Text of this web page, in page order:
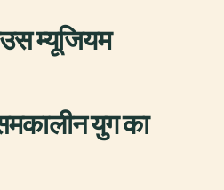
म्यूजियम
युग का